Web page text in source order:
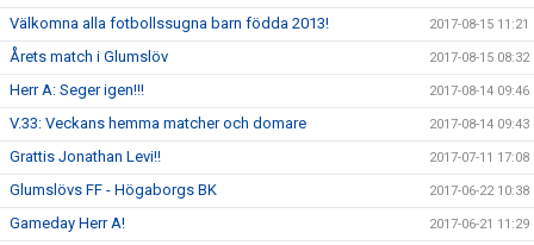
Välkomna alla fotbollssugna barn födda 2013! 2017-08-15 11:21
Årets match i Glumslöv 2017-08-15 08:32
Herr A: Seger igen!!! 2017-08-14 09:46
V.33: Veckans hemma matcher och domare 2017-08-14 09:43
Grattis Jonathan Levi!! 2017-07-11 17:08
Glumslövs FF - Högaborgs BK 2017-06-22 10:38
Gameday Herr A! 2017-06-21 11:29